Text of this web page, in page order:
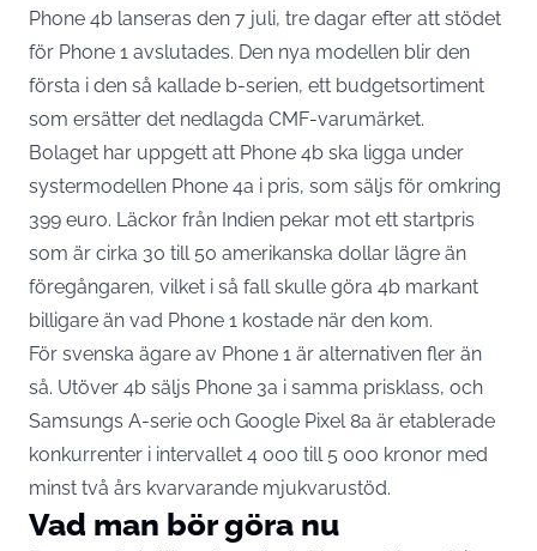
Phone 4b lanseras den 7 juli, tre dagar efter att stödet
för Phone 1 avslutades. Den nya modellen blir den
första i den så kallade b-serien, ett budgetsortiment
som ersätter det nedlagda CMF-varumärket.
Bolaget har uppgett att Phone 4b ska ligga under
systermodellen Phone 4a i pris, som säljs för omkring
399 euro. Läckor från Indien pekar mot ett startpris
som är cirka 30 till 50 amerikanska dollar lägre än
föregångaren, vilket i så fall skulle göra 4b markant
billigare än vad Phone 1 kostade när den kom.
För svenska ägare av Phone 1 är alternativen fler än
så. Utöver 4b säljs Phone 3a i samma prisklass, och
Samsungs A-serie och Google Pixel 8a är etablerade
konkurrenter i intervallet 4 000 till 5 000 kronor med
minst två års kvarvarande mjukvarustöd.
Vad man bör göra nu